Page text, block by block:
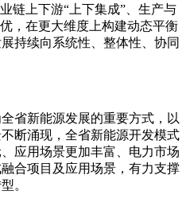
链上下游“上下集成”、生产与
，在更大维度上构建动态平衡
持续向系统性、整体性、协同
省新能源发展的重要方式，以
断涌现，全省新能源开发模式
应用场景更加丰富、电力市场
合项目及应用场景，有力支撑
。